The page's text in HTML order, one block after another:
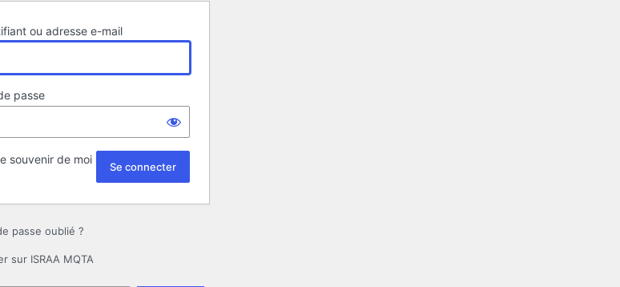
ou adresse e-mail
passe
souvenir de moi
passe oublié ?
sur ISRAA MQTA